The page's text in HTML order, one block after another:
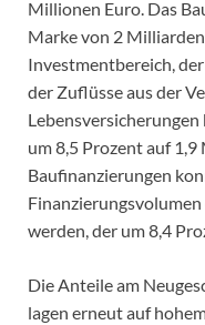
Millionen Euro. Das
Marke von 2
Investmentbereich,
der Zuflüsse aus der
um 8,5 Prozent auf
Baufinanzierungen
werden, der um 8,4
Die Anteile am
lagen erneut auf